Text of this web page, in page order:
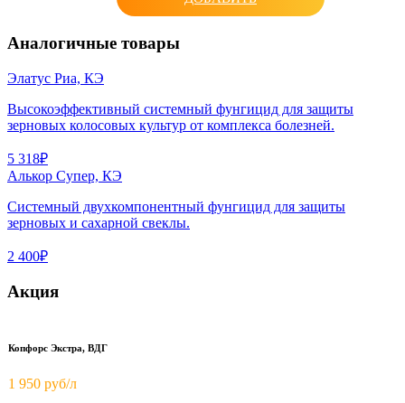
Аналогичные товары
Элатус Риа, КЭ
Высокоэффективный системный фунгицид для защиты
зерновых колосовых культур от комплекса болезней.
5 318₽
Алькор Супер, КЭ
Системный двухкомпонентный фунгицид для защиты
зерновых и сахарной свеклы.
2 400₽
Акция
Копфорс Экстра, ВДГ
1 950 руб/л